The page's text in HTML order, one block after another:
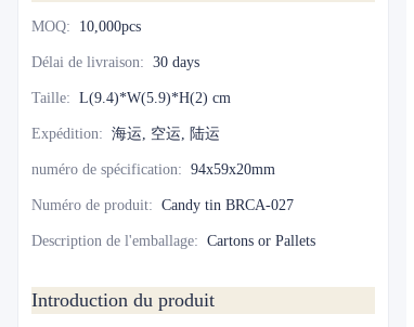
MOQ: 10,000pcs
Délai de livraison: 30 days
Taille: L(9.4)*W(5.9)*H(2) cm
Expédition: 海运, 空运, 陆运
numéro de spécification: 94x59x20mm
Numéro de produit: Candy tin BRCA-027
Description de l'emballage: Cartons or Pallets
Introduction du produit